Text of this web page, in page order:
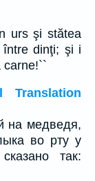
urs şi stătea
dinţi; şi i
carne!``
Translation
на медведя,
во рту у
так: